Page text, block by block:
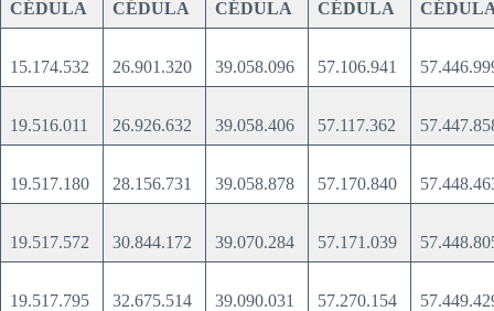
CÉDULA CÉDULA CÉDULA CÉDULA
15.174.532 26.901.320 39.058.096 57.106.941
19.516.011 26.926.632 39.058.406 57.117.362
19.517.180 28.156.731 39.058.878 57.170.840
19.517.572 30.844.172 39.070.284 57.171.039
19.517.795 32.675.514 39.090.031 57.270.154